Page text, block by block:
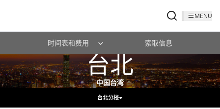
MENU
时间表和费用 索取信息
台北
中国台湾
台北分校